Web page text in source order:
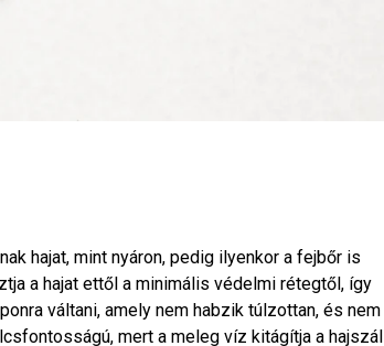
hajat, mint nyáron, pedig ilyenkor a fejbőr is
a hajat ettől a minimális védelmi rétegtől, így
váltani, amely nem habzik túlzottan, és nem
mert a meleg víz kitágítja a hajszál